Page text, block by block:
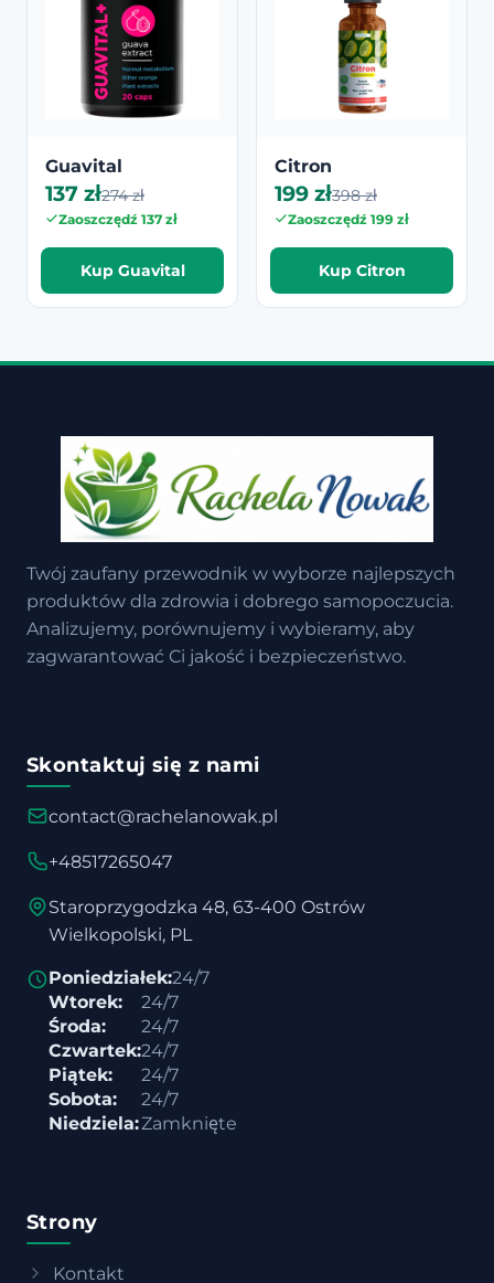
Guavital
137 zł274 zł
Zaoszczędź 137 zł
Kup Guavital
Citron
199 zł398 zł
Zaoszczędź 199 zł
Kup Citron
Twój zaufany przewodnik w wyborze najlepszych
produktów dla zdrowia i dobrego samopoczucia.
Analizujemy, porównujemy i wybieramy, aby
zagwarantować Ci jakość i bezpieczeństwo.
Skontaktuj się z nami
contact@rachelanowak.pl
+48517265047
Staroprzygodzka 48, 63-400 Ostrów
Wielkopolski, PL
Poniedziałek:24/7
Wtorek:
24/7
Środa:
24/7
Czwartek:24/7
Piątek:
24/7
Sobota:
24/7
Niedziela:Zamknięte
Strony
Kontakt